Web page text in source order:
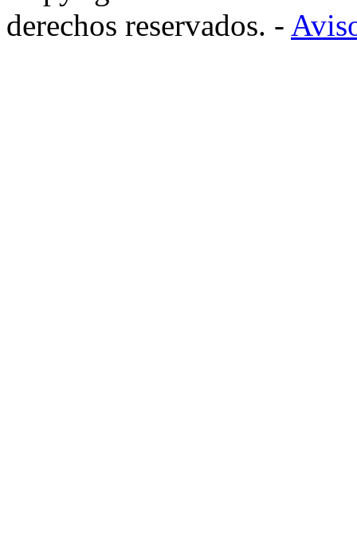
derechos reservados. -